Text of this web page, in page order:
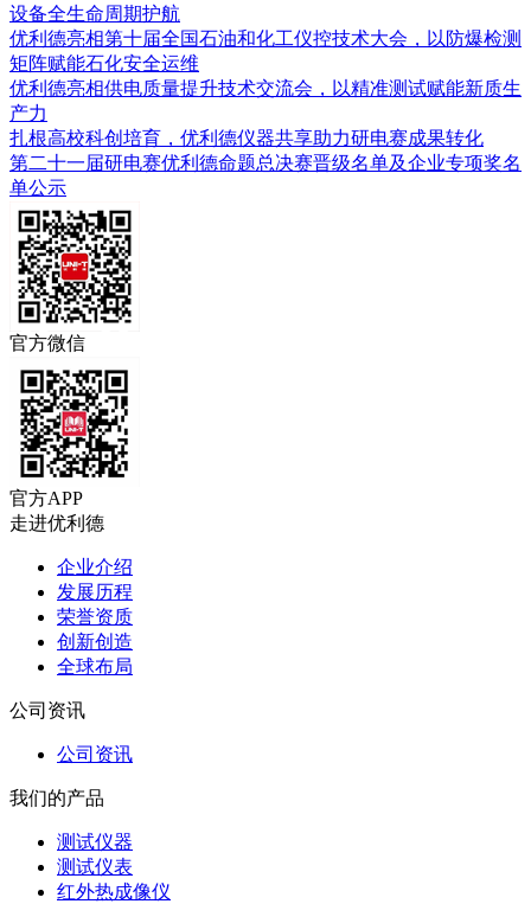
设备全生命周期护航
优利德亮相第十届全国石油和化工仪控技术大会，以防爆检测
矩阵赋能石化安全运维
优利德亮相供电质量提升技术交流会，以精准测试赋能新质生
产力
扎根高校科创培育，优利德仪器共享助力研电赛成果转化
第二十一届研电赛优利德命题总决赛晋级名单及企业专项奖名
单公示
官方微信
官方APP
走进优利德
企业介绍
发展历程
荣誉资质
创新创造
全球布局
公司资讯
公司资讯
我们的产品
测试仪器
测试仪表
红外热成像仪